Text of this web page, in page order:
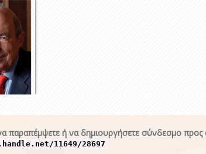
παραπέμψετε ή να δημιουργήσετε σύνδεσμο προς
11649/28697